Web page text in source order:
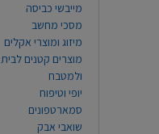
מייבשי כביסה
מסכי מחשב
מיזוג ומוצרי אקלים
מוצרים קטנים לבית
ולמטבח
יופי וטיפוח
סמארטפונים
שואבי אבק